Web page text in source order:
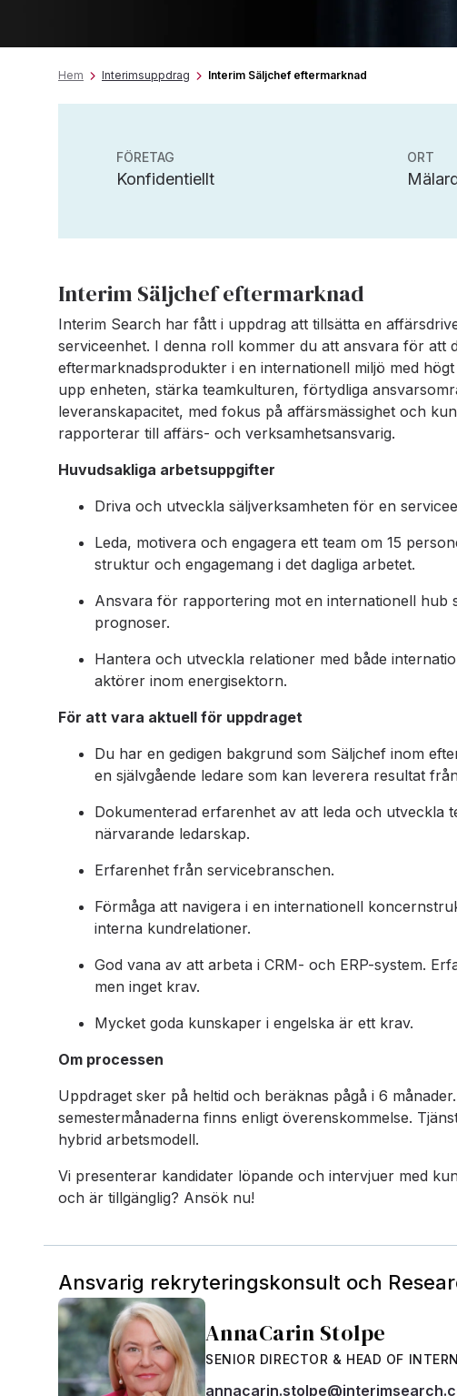
Hem Interimsuppdrag Interim Säljchef eftermarknad
FÖRETAG
Konfidentiellt
ORT
Interim Säljchef eftermarknad
Interim Search har fått i uppdrag att tillsätta en
serviceenhet. I denna roll kommer du att ansvara för att
eftermarknadsprodukter i en internationell miljö med
upp enheten, stärka teamkulturen, förtydliga
leveranskapacitet, med fokus på affärsmässighet och
rapporterar till affärs- och verksamhetsansvarig.
Huvudsakliga arbetsuppgifter
Driva och utveckla säljverksamheten för en
Leda, motivera och engagera ett team om 15
struktur och engagemang i det dagliga arbetet.
Ansvara för rapportering mot en internationell hub
prognoser.
Hantera och utveckla relationer med både
aktörer inom energisektorn.
För att vara aktuell för uppdraget
Du har en gedigen bakgrund som Säljchef inom
en självgående ledare som kan leverera resultat
Dokumenterad erfarenhet av att leda och utveckla
närvarande ledarskap.
Erfarenhet från servicebranschen.
Förmåga att navigera i en internationell
interna kundrelationer.
God vana av att arbeta i CRM- och ERP-system.
men inget krav.
Mycket goda kunskaper i engelska är ett krav.
Om processen
Uppdraget sker på heltid och beräknas pågå i 6
semestermånaderna finns enligt överenskommelse.
hybrid arbetsmodell.
Vi presenterar kandidater löpande och intervjuer med
och är tillgänglig? Ansök nu!
Ansvarig rekryteringskonsult och
AnnaCarin Stolpe
SENIOR DIRECTOR & HEAD OF